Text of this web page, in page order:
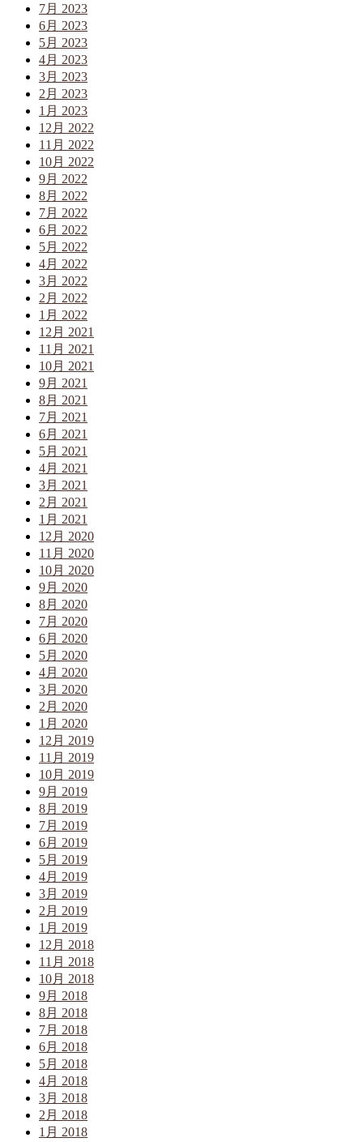
7月 2023
6月 2023
5月 2023
4月 2023
3月 2023
2月 2023
1月 2023
12月 2022
11月 2022
10月 2022
9月 2022
8月 2022
7月 2022
6月 2022
5月 2022
4月 2022
3月 2022
2月 2022
1月 2022
12月 2021
11月 2021
10月 2021
9月 2021
8月 2021
7月 2021
6月 2021
5月 2021
4月 2021
3月 2021
2月 2021
1月 2021
12月 2020
11月 2020
10月 2020
9月 2020
8月 2020
7月 2020
6月 2020
5月 2020
4月 2020
3月 2020
2月 2020
1月 2020
12月 2019
11月 2019
10月 2019
9月 2019
8月 2019
7月 2019
6月 2019
5月 2019
4月 2019
3月 2019
2月 2019
1月 2019
12月 2018
11月 2018
10月 2018
9月 2018
8月 2018
7月 2018
6月 2018
5月 2018
4月 2018
3月 2018
2月 2018
1月 2018